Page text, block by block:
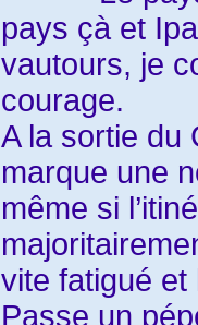
pays çà et
vautours, je
courage.
A la sortie du
marque une
même si
vite fatigué et
Passe un